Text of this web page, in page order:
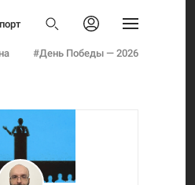
Бизнес
Армия
Наука
#День Победы — 2026
Бизнес
Культура
Технологии